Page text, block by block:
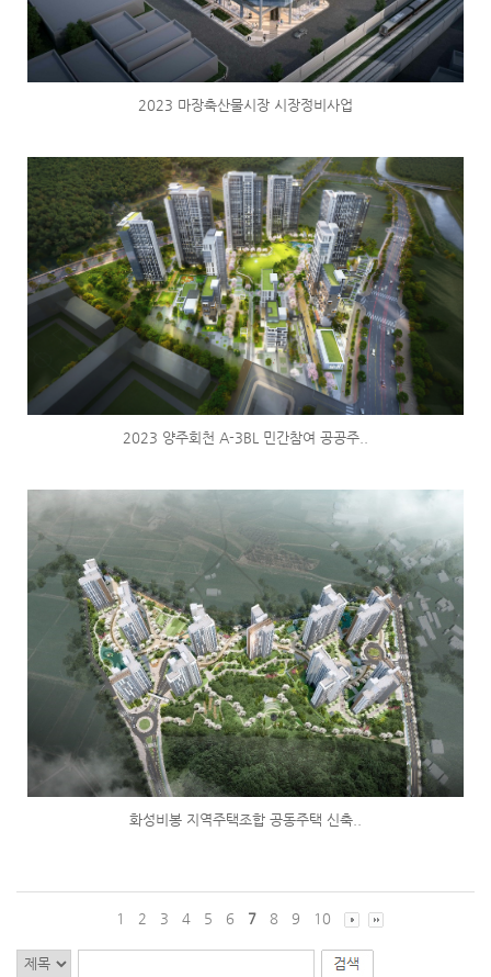
2023 마장축산물시장 시장정비사업
2023 양주회천 A-3BL 민간참여 공공주..
화성비봉 지역주택조합 공동주택 신축..
1 2 3 4 5 6 7 8 9 10